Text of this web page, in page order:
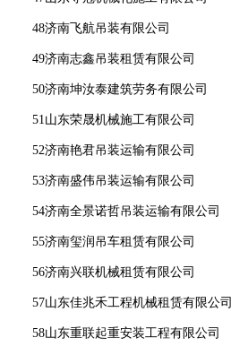
48济南飞航吊装有限公司
49济南志鑫吊装租赁有限公司
50济南坤汝泰建筑劳务有限公司
51山东荣晟机械施工有限公司
52济南艳君吊装运输有限公司
53济南盛伟吊装运输有限公司
54济南全景诺哲吊装运输有限公司
55济南玺润吊车租赁有限公司
56济南兴联机械租赁有限公司
57山东佳兆禾工程机械租赁有限公司
58山东重联起重安装工程有限公司